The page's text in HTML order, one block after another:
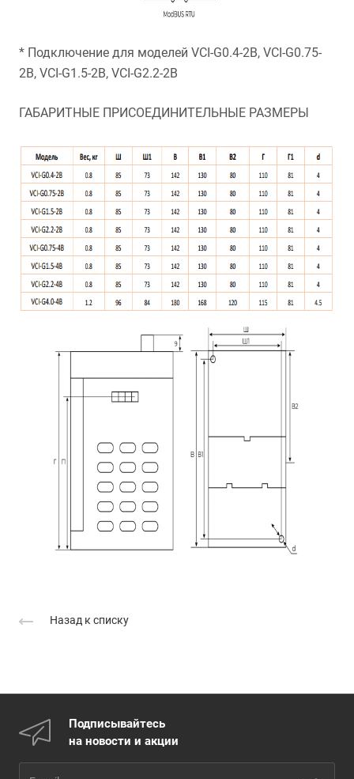
* Подключение для моделей VCI-G0.4-2B, VCI-G0.75-
2B, VCI-G1.5-2B, VCI-G2.2-2B
ГАБАРИТНЫЕ ПРИСОЕДИНИТЕЛЬНЫЕ РАЗМЕРЫ
Назад к списку
Подписывайтесь
на новости и акции